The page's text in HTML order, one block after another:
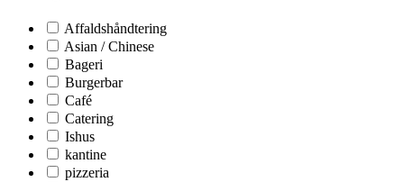
Affaldshåndtering
Asian / Chinese
Bageri
Burgerbar
Café
Catering
Ishus
kantine
pizzeria